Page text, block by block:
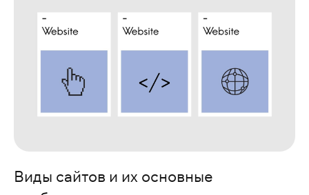
Виды сайтов и их основные